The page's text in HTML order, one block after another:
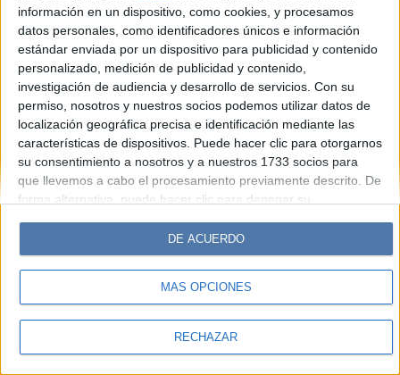
información en un dispositivo, como cookies, y procesamos
datos personales, como identificadores únicos e información
estándar enviada por un dispositivo para publicidad y contenido
personalizado, medición de publicidad y contenido,
investigación de audiencia y desarrollo de servicios. Con su
permiso, nosotros y nuestros socios podemos utilizar datos de
localización geográfica precisa e identificación mediante las
características de dispositivos. Puede hacer clic para otorgarnos
su consentimiento a nosotros y a nuestros 1733 socios para
que llevemos a cabo el procesamiento previamente descrito. De
forma alternativa, puede hacer clic para denegar su
cambiar sus preferencias antes de otorgar su consentimiento.
Tenga en cuenta que algún procesamiento de sus datos
personales puede no requerir de su consentimiento, pero usted
tiene el derecho de rechazar tal procesamiento. Sus
sus preferencias o retirar su consentimiento en cualquier
MÁS OPCIONES
RECHAZAR
DE ACUERDO
© Perfil.com 2006-2019 - Todos los derechos reservados
Registro de Propiedad Intelectual: Nro. 5346433